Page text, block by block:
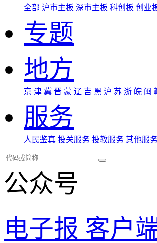
全部 沪市主板 深市主板 科创板 创业
专题
地方
京 津 冀 晋 蒙 辽 吉 黑 沪 苏 浙 皖 闽
服务
人民鉴真 投关服务 投教服务 其他服
公众号
电子报 客户